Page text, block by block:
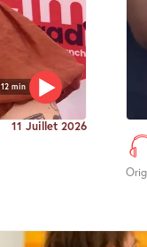
12 min
11 Juillet 2026